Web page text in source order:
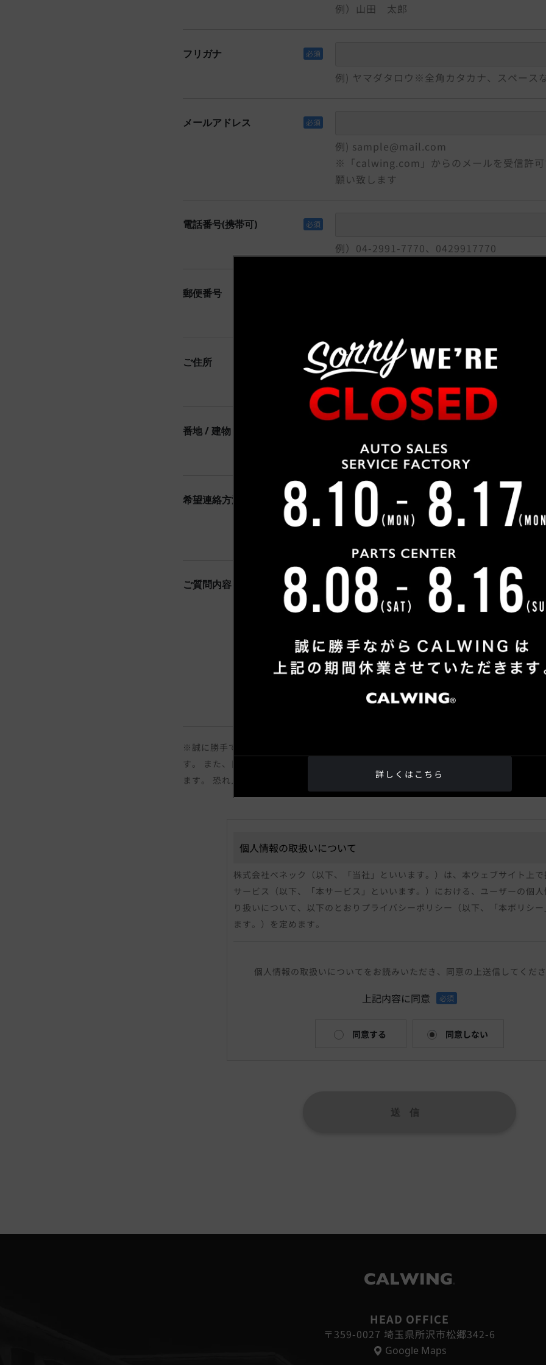
例）山田 太郎
フリガナ 必須
例) ヤマダタロウ ※全角カタカナ、スペース
メールアドレス 必須
例) sample@mail.com
※「calwing.com」からのメールを受信許可
願い致します
電話番号(携帯可) 必須
例）04-2991-7770、0429917770
郵便番号
ご住所 必須
例) 埼玉県所沢市
番地 / 建物 / 会社名
例) 松郷342-6
希望連絡方法 必須
メール
ご質問内容
※誠に勝手ではございますが、18時以降に頂いたお問い合わせに関しましては、翌日の
す。 また、日曜日の17時以降及び月曜日に頂いたお問い合わせに関しましては翌火曜
ます。 恐れ入りますが、予めご了承くださいませ。
個人情報の取扱いについて
株式会社べネック（以下、「当社」といいます。）は、本ウェブサイト上で
サービス（以下、「本サービス」といいます。）における、ユーザーの個人
り扱いについて、以下のとおりプライバシーポリシー（以下、「本ポリシ
ます。）を定めます。
る情報であって、当該情報に含まれる氏名、生年月日、住所、電話番号、メ
レス、連絡先その他の記述等により特定の個人を識別できる情報および容貌
人を識別できる情報（個人識別情報）を指します。
2,電話・FAX・電子メールなどによる商品・サービスに関する情報提供
当社は、次に掲げる場合を除いて、あらかじめユーザーの同意を得ること
1,人の生命、身体または財産の保護のために必要がある場合であって、本人
2,国の機関もしくは地方公共団体またはその委託を受けた者が法令の定める
行することに対して協力する必要がある場合であって本人の同意を得ること
該事務の遂行に支障を及ぼすおそれがあるとき
個人情報の取扱いについてをお読みいただき、同意の上送信してくださ
上記内容に同意 必須
同意する 同意しない
HEAD OFFICE
〒359-0027 埼玉県所沢市松郷342-6
Google Maps
詳しくはこちら